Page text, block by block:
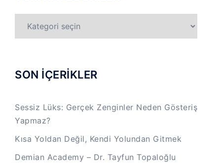
KATEGORİLER
SON İÇERİKLER
Sessiz Lüks: Gerçek Zenginler Neden Gösteriş
Yapmaz?
Kısa Yoldan Değil, Kendi Yolundan Gitmek
Demian Academy – Dr. Tayfun Topaloğlu